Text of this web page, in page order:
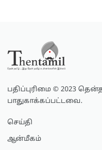
பதிப்புரிமை © 2023
பாதுகாக்கப்பட்டவை.
செய்தி
ஆன்மீகம்